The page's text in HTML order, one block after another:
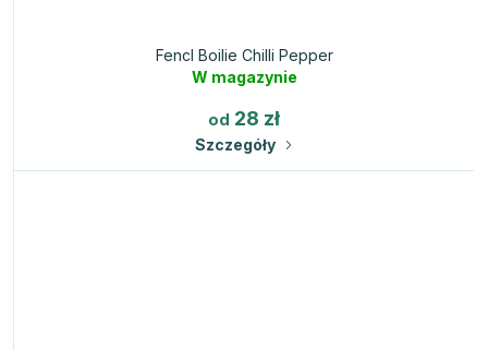
Fencl Boilie Chilli Pepper
W magazynie
od 28 zł
Szczegóły